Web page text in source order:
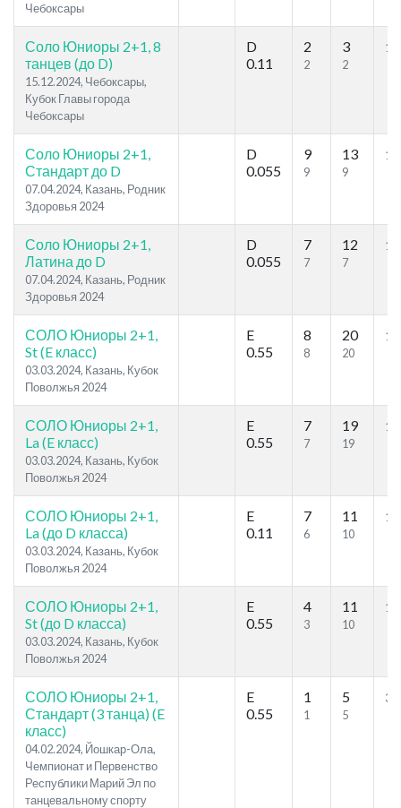
Чебоксары
Соло Юниоры 2+1, 8
танцев (до D)
15.12.2024, Чебоксары,
Кубок Главы города
Чебоксары
D
0.11
2
2
3
2
Соло Юниоры 2+1,
Стандарт до D
07.04.2024, Казань, Родник
Здоровья 2024
D
0.055
9
9
13
9
Соло Юниоры 2+1,
Латина до D
07.04.2024, Казань, Родник
Здоровья 2024
D
0.055
7
7
12
7
СОЛО Юниоры 2+1,
St (E класс)
03.03.2024, Казань, Кубок
Поволжья 2024
E
0.55
8
8
20
20
СОЛО Юниоры 2+1,
La (E класс)
03.03.2024, Казань, Кубок
Поволжья 2024
E
0.55
7
7
19
19
СОЛО Юниоры 2+1,
La (до D класса)
03.03.2024, Казань, Кубок
Поволжья 2024
E
0.11
7
6
11
10
СОЛО Юниоры 2+1,
St (до D класса)
03.03.2024, Казань, Кубок
Поволжья 2024
E
0.55
4
3
11
10
СОЛО Юниоры 2+1,
Стандарт (3 танца) (E
класс)
04.02.2024, Йошкар-Ола,
Чемпионат и Первенство
Республики Марий Эл по
танцевальному спорту
E
0.55
1
1
5
5